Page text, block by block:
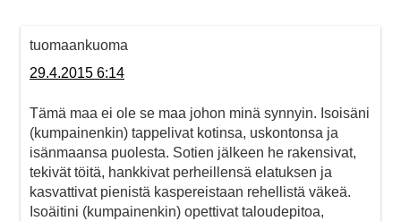
tuomaankuoma
29.4.2015 6:14
Tämä maa ei ole se maa johon minä synnyin. Isoisäni
(kumpainenkin) tappelivat kotinsa, uskontonsa ja
isänmaansa puolesta. Sotien jälkeen he rakensivat,
tekivät töitä, hankkivat perheillensä elatuksen ja
kasvattivat pienistä kaspereistaan rehellistä väkeä.
Isoäitini (kumpainenkin) opettivat taloudepitoa,